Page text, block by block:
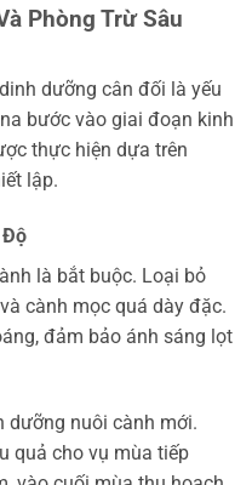
Phòng Trừ Sâu
dưỡng cân đối là yếu
bước vào giai đoạn kinh
thực hiện dựa trên
lập.
Độ
là bắt buộc. Loại bỏ
cành mọc quá dày đặc.
đảm bảo ánh sáng lọt
dưỡng nuôi cành mới.
quả cho vụ mùa tiếp